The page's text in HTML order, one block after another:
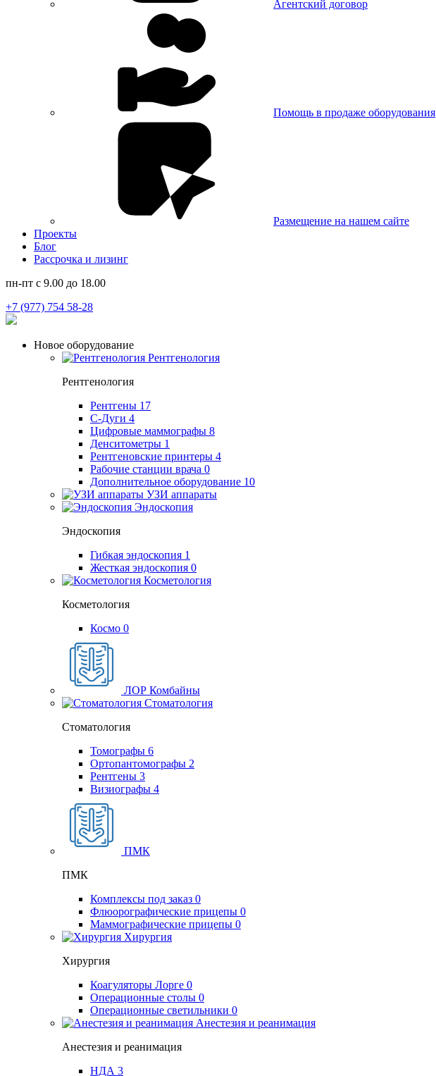
Агентский договор
Помощь в продаже оборудования
Размещение на нашем сайте
Проекты
Блог
Рассрочка и лизинг
пн-пт с 9.00 до 18.00
+7 (977) 754 58-28
Новое оборудование
Рентгенология
Рентгенология
Рентгены 17
С-Дуги 4
Цифровые маммографы 8
Денситометры 1
Рентгеновские принтеры 4
Рабочие станции врача 0
Дополнительное оборудование 10
УЗИ аппараты
Эндоскопия
Эндоскопия
Гибкая эндоскопия 1
Жесткая эндоскопия 0
Косметология
Косметология
Космо 0
ЛОР Комбайны
Стоматология
Стоматология
Томографы 6
Ортопантомографы 2
Рентгены 3
Визиографы 4
ПМК
ПМК
Комплексы под заказ 0
Флюорографические прицепы 0
Маммографические прицепы 0
Хирургия
Хирургия
Коагуляторы Лорге 0
Операционные столы 0
Операционные светильники 0
Анестезия и реанимация
Анестезия и реанимация
НДА 3